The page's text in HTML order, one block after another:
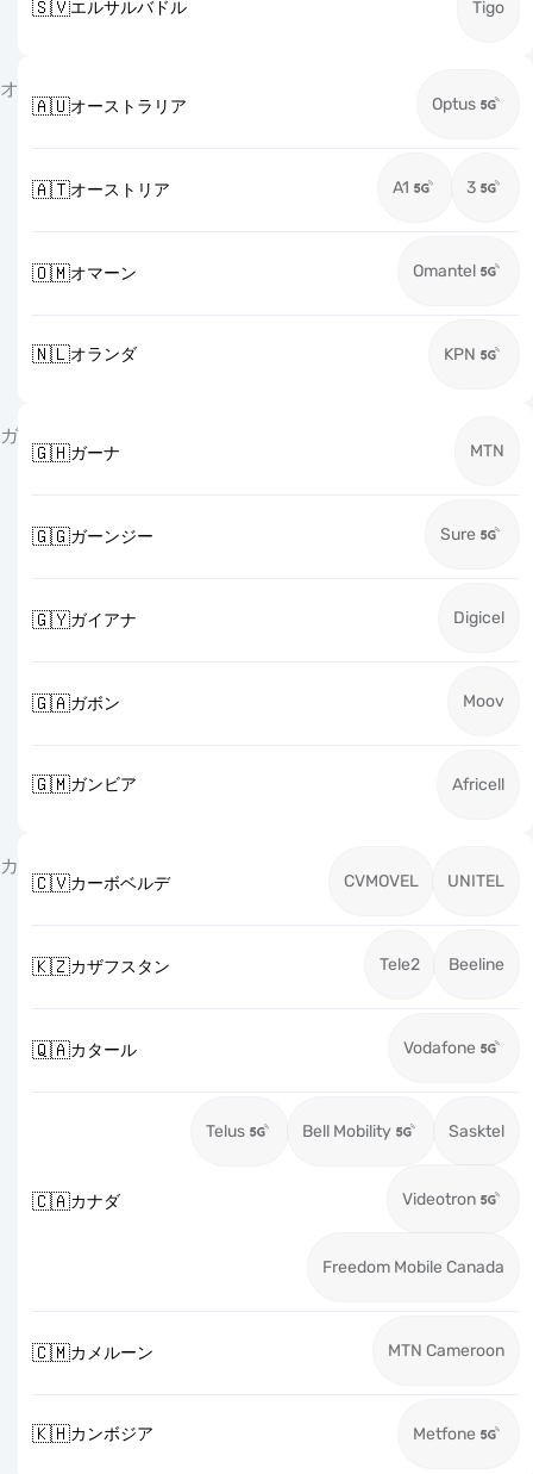
🇸🇻エルサルバドル Tigo
オ
🇦🇺オーストラリア Optus
🇦🇹オーストリア A1 3
🇴🇲オマーン Omantel
🇳🇱オランダ KPN
ガ
🇬🇭ガーナ MTN
🇬🇬ガーンジー Sure
🇬🇾ガイアナ Digicel
🇬🇦ガボン Moov
🇬🇲ガンビア Africell
カ
🇨🇻カーボベルデ CVMOVEL UNITEL
🇰🇿カザフスタン Tele2 Beeline
🇶🇦カタール Vodafone
🇨🇦カナダ
Telus Bell Mobility Sasktel
Videotron
Freedom Mobile Canada
🇨🇲カメルーン MTN Cameroon
🇰🇭カンボジア Metfone